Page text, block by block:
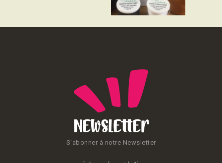
Newsletter
S'abonner à notre Newsletter